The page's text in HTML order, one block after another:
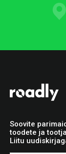
Soovite
toodete ja
Liitu